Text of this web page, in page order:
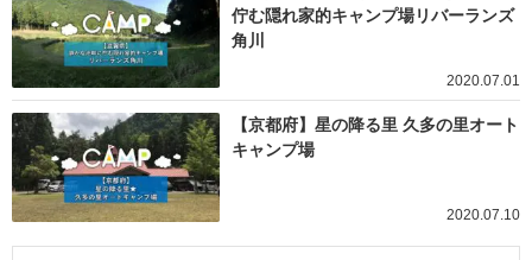
佇む隠れ家的キャンプ場リバーランズ
角川
2020.07.01
【京都府】星の降る里 久多の里オート
キャンプ場
2020.07.10